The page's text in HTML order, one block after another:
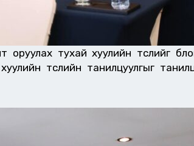
оруулах тухай хуулийн төслийг
төслийн танилцуулгыг